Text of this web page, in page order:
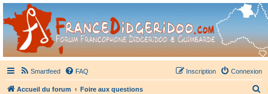
France Didgeridoo
Didgeridoo et Guimbarde sur France Didgeridoo - retrouvez la communauté.
Smartfeed FAQ Connexion
Inscription
Accueil du forum Foire aux questions